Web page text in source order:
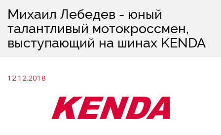
Михаил Лебедев - юный
талантливый мотокроссмен,
выступающий на шинах KENDA
12.12.2018